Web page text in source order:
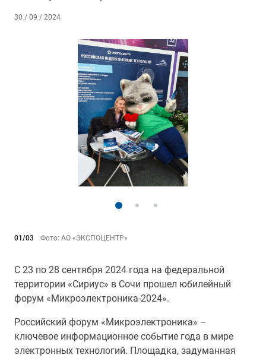
30 / 09 / 2024
01/03 Фото: АО «ЭКСПОЦЕНТР»
С 23 по 28 сентября 2024 года на федеральной
территории «Сириус» в Сочи прошел юбилейный
форум «Микроэлектроника-2024».
Российский форум «Микроэлектроника» –
ключевое информационное событие года в мире
электронных технологий. Площадка, задуманная